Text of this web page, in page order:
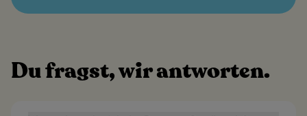
Du fragst, wir antworten.